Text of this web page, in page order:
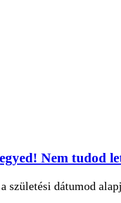
Nem tudod
születési dátumod